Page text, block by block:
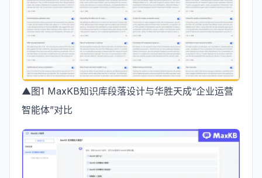
▲图1 MaxKB知识库段落设计与华胜天成“企业运营
智能体”对比